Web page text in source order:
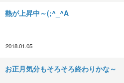
熱が上昇中～(;^_^A
2018.01.05
お正月気分もそろそろ終わりかな～